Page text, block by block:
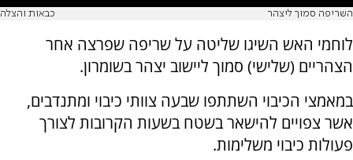
השריפה סמוך ליצהר כבאות והצלה
לוחמי האש השיגו שליטה על שריפה שפרצה אחר
הצהריים (שלישי) סמוך ליישוב יצהר בשומרון.
במאמצי הכיבוי השתתפו שבעה צוותי כיבוי ומתנדבים,
אשר צפויים להישאר בשטח בשעות הקרובות לצורך
פעולות כיבוי משלימות.